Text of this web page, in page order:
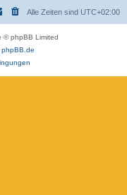
Alle Zeiten sind UTC+02:00
© phpBB Limited
phpBB.de